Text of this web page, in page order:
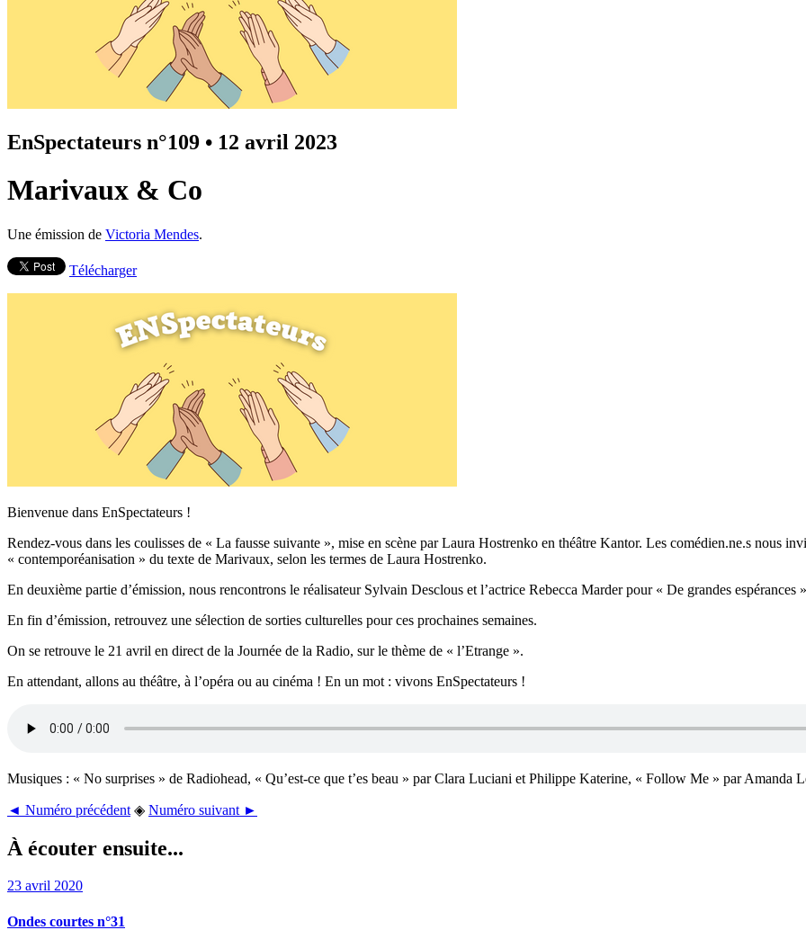
EnSpectateurs n°109 • 12 avril 2023
Marivaux & Co
Une émission de Victoria Mendes.
Télécharger
Bienvenue dans EnSpectateurs !
Rendez-vous dans les coulisses de « La fausse suivante », mise en scène par Laura Hostrenko en théâtre Kantor. Les comédien.ne.s nous
« contemporéanisation » du texte de Marivaux, selon les termes de Laura Hostrenko.
En deuxième partie d’émission, nous rencontrons le réalisateur Sylvain Desclous et l’actrice Rebecca Marder pour « De grandes
En fin d’émission, retrouvez une sélection de sorties culturelles pour ces prochaines semaines.
On se retrouve le 21 avril en direct de la Journée de la Radio, sur le thème de « l’Etrange ».
En attendant, allons au théâtre, à l’opéra ou au cinéma ! En un mot : vivons EnSpectateurs !
Musiques : « No surprises » de Radiohead, « Qu’est-ce que t’es beau » par Clara Luciani et Philippe Katerine, « Follow Me » par Amanda
◄ Numéro précédent ◈ Numéro suivant ►
À écouter ensuite...
23 avril 2020
Ondes courtes n°31